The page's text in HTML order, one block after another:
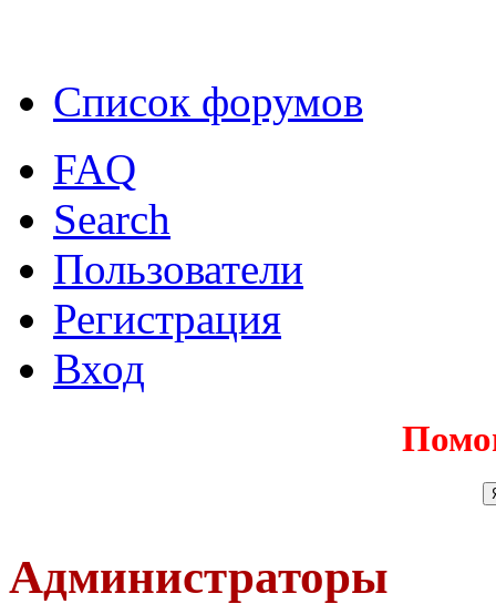
Список форумов
FAQ
Search
Пользователи
Регистрация
Вход
Администраторы